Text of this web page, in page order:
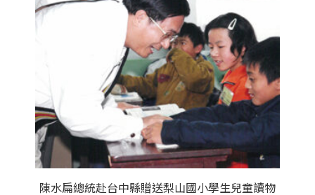
陳水扁總統赴台中縣贈送梨山國小學生兒童讀物